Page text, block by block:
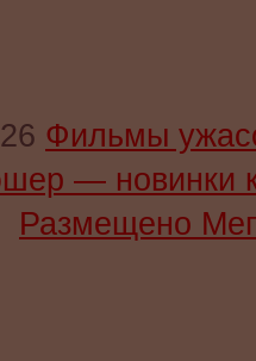
Фильмы
—
Размещено